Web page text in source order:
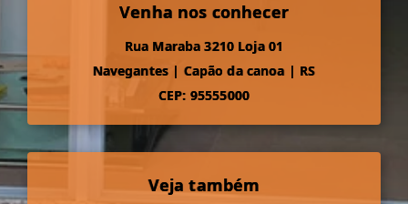
Venha nos conhecer
Rua Maraba 3210 Loja 01
Navegantes | Capão da canoa | RS
CEP: 95555000
Veja também